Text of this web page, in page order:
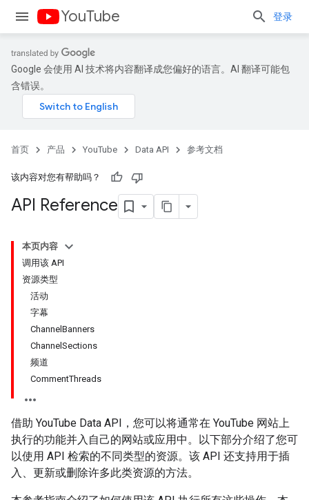
YouTube 登录
Google 会使用 AI 技术将内容翻译成您偏好的语言。AI 翻译可能包
含错误。
首页 产品 YouTube Data API 参考文档
该内容对您有帮助吗？
API Reference
本页内容
调用该 API
资源类型
活动
字幕
ChannelBanners
ChannelSections
频道
CommentThreads
借助 YouTube Data API，您可以将通常在 YouTube 网站上
执行的功能并入自己的网站或应用中。以下部分介绍了您可
以使用 API 检索的不同类型的资源。该 API 还支持用于插
入、更新或删除许多此类资源的方法。